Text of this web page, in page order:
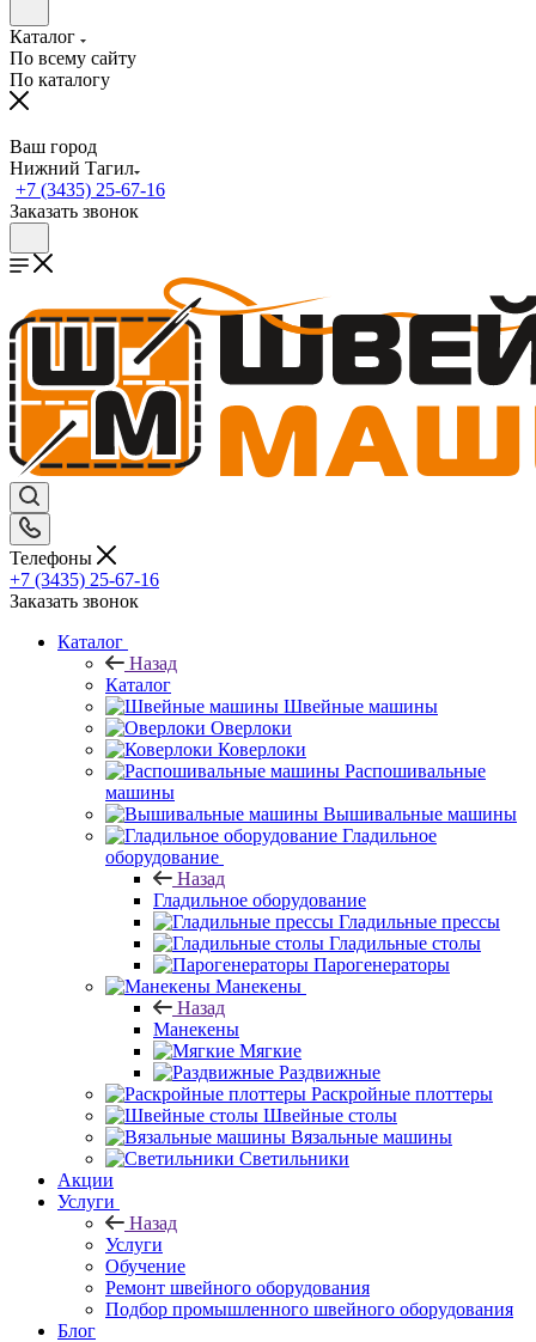
Каталог
По всему сайту
По каталогу
Ваш город
Нижний Тагил
+7 (3435) 25-67-16
Заказать звонок
Телефоны
+7 (3435) 25-67-16
Заказать звонок
Каталог
Назад
Каталог
Швейные машины
Оверлоки
Коверлоки
Распошивальные
машины
Вышивальные машины
Гладильное
оборудование
Назад
Гладильное оборудование
Гладильные прессы
Гладильные столы
Парогенераторы
Манекены
Назад
Манекены
Мягкие
Раздвижные
Раскройные плоттеры
Швейные столы
Вязальные машины
Светильники
Акции
Услуги
Назад
Услуги
Обучение
Ремонт швейного оборудования
Подбор промышленного швейного оборудования
Блог